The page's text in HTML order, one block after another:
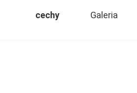
cechy Galeria